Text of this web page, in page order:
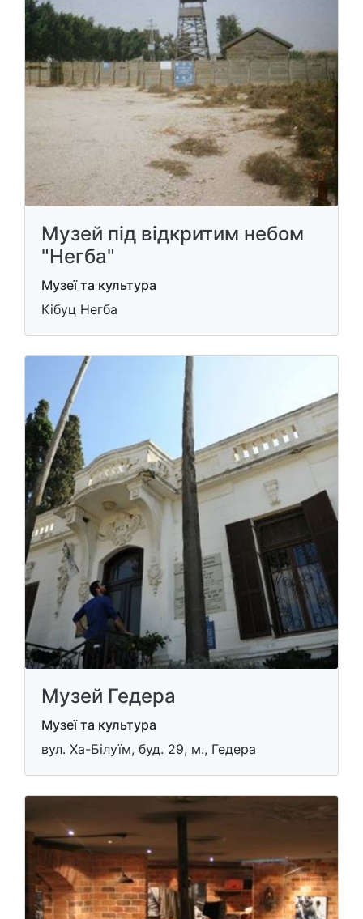
Музей під відкритим небом
"Негба"
Музеї та культура
Кібуц Негба
Музей Гедера
Музеї та культура
вул. Ха-Білуїм, буд. 29, м., Гедера